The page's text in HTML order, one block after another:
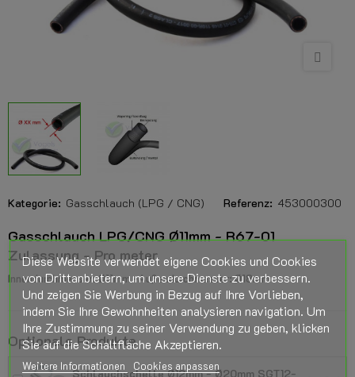
Kategorie: Gasschlauch (LPG / CNG) Referenz: 453000300
Gasschlauch LPG/CNG Ø11mm - R67-01
Zulassung - Pro meter
Innendurchmesser: Ø11mm -Außendurchmesser: Ø18mm
Optionale Produkte
Schlauchschelle Ø12mm - Ø20mm SGT12-
Diese Website verwendet eigene Cookies und Cookies
von Drittanbietern, um unsere Dienste zu verbessern.
Und zeigen Sie Werbung in Bezug auf Ihre Vorlieben,
indem Sie Ihre Gewohnheiten analysieren navigation. Um
Ihre Zustimmung zu seiner Verwendung zu geben, klicken
Sie auf die Schaltfläche Akzeptieren.
Weitere Informationen Cookies anpassen